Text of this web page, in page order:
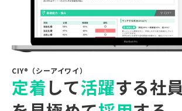
CIY®（シーアイワイ）
定着して活躍する社員